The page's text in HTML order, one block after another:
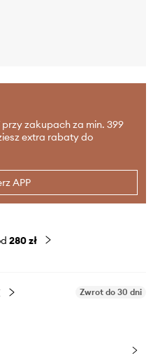
przy zakupach za min. 399
extra rabaty do
APP
280 zł
Zwrot do 30 dni